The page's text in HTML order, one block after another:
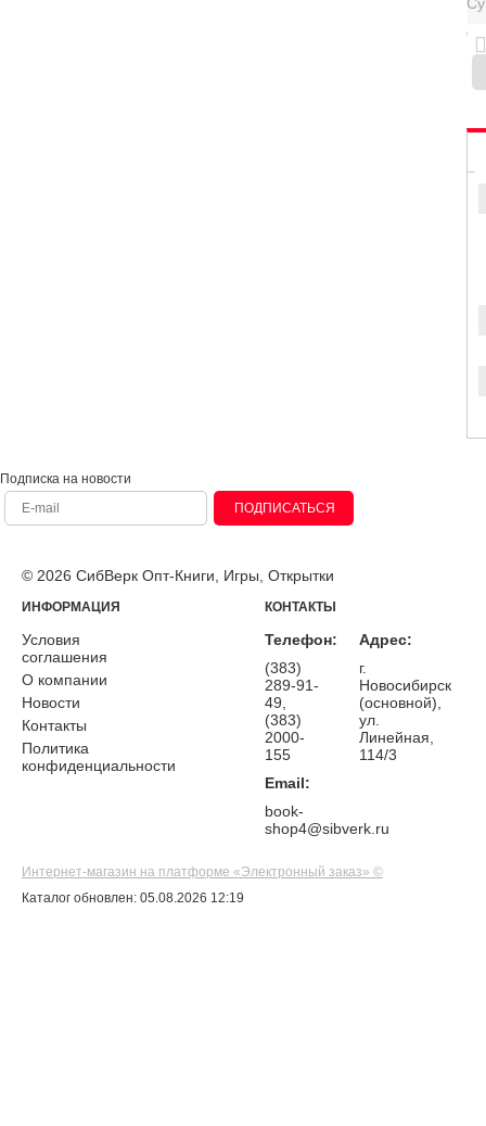
0
Подписка на новости
ПОДПИСАТЬСЯ
© 2026 СибВерк Опт-Книги, Игры, Открытки
ИНФОРМАЦИЯ
Условия
соглашения
О компании
Новости
Контакты
Политика
конфиденциальности
КОНТАКТЫ
Телефон:
(383)
289-91-
49,
(383)
2000-
155
Email:
book-
shop4@sibverk.ru
Адрес:
г.
Новосибирск
(основной),
ул.
Линейная,
114/3
Интернет-магазин на платформе «Электронный заказ» ©
Каталог обновлен: 05.08.2026 12:19